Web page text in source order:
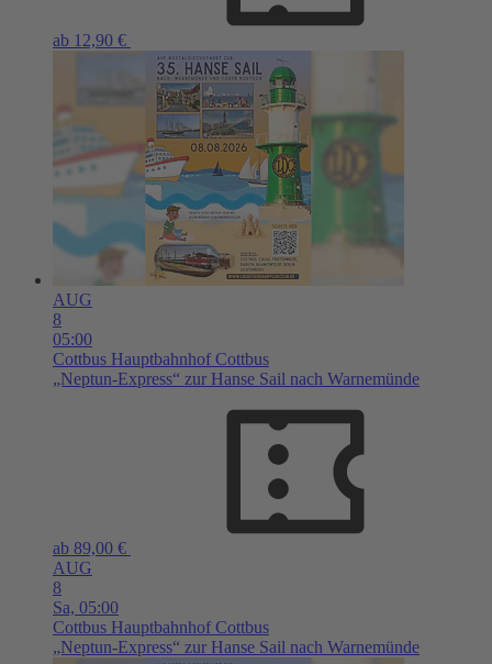
ab 12,90 €
AUG
8
05:00
Cottbus Hauptbahnhof Cottbus
„Neptun-Express“ zur Hanse Sail nach Warnemünde
ab 89,00 €
AUG
8
Sa, 05:00
Cottbus Hauptbahnhof Cottbus
„Neptun-Express“ zur Hanse Sail nach Warnemünde